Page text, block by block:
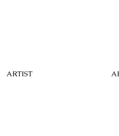
ARTIST